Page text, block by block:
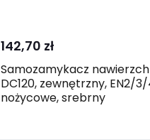
142,70 zł
Samozamykacz
DC120, zewnętrzny, EN2/
nożycowe, srebrny